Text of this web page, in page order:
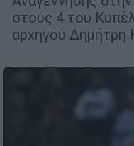
στους 4 του
αρχηγού Δημήτρη